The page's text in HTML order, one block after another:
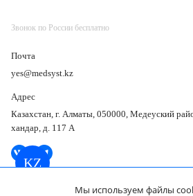
KZ
Звонок по России бесплатно
Почта
yes@medsyst.kz
Адрес
Казахстан, г. Алматы, 050000, Медеуский
хандар, д. 117 А
Мы используем файлы